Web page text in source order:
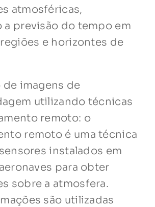
atmosféricas,
previsão do tempo em
e horizontes de
de imagens de
utilizando técnicas
remoto: o
remoto é uma técnica
instalados em
para obter
sobre a atmosfera.
são utilizadas